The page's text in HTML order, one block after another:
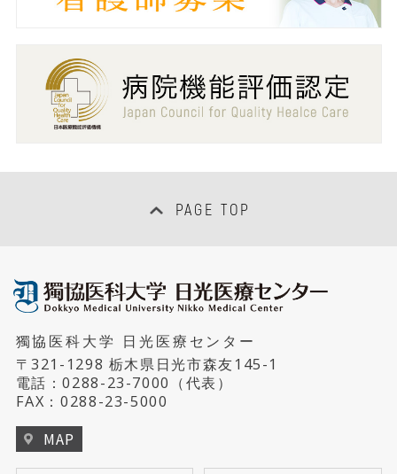
PAGE TOP
獨協医科大学 日光医療センター
〒321-1298 栃木県日光市森友145-1
電話：0288-23-7000 （代表）
FAX：0288-23-5000
MAP